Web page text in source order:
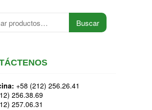
por:Buscar
+58 (212) 256.26.41
256.38.69
257.06.31